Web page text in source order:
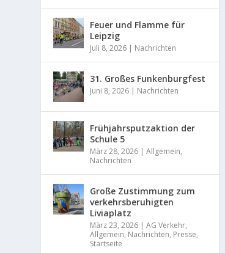
Feuer und Flamme für
Leipzig
Juli 8, 2026 | Nachrichten
31. Großes Funkenburgfest
Juni 8, 2026 | Nachrichten
Frühjahrsputzaktion der
Schule 5
März 28, 2026 |Allgemein,
Nachrichten
Große Zustimmung zum
verkehrsberuhigten
Liviaplatz
März 23, 2026 |AG Verkehr,
Allgemein, Nachrichten, Presse,
Startseite